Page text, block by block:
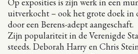
uitverkocht – ook het grote doek in
door een Berens-adept aangeschaft.
Zijn populariteit in de Verenigde
steeds. Deborah Harry en Chris